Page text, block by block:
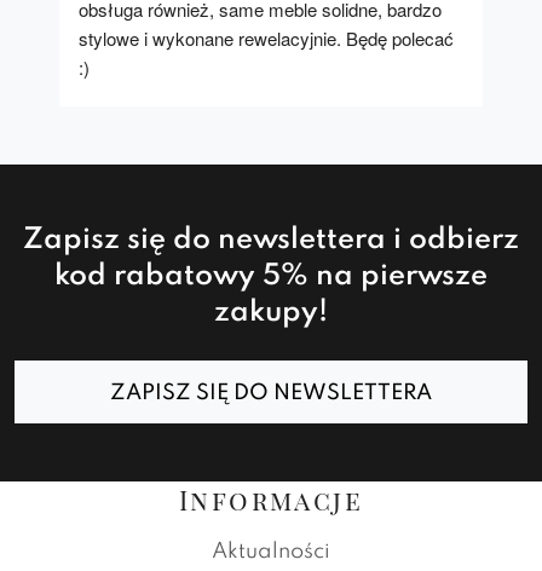
obsługa również, same meble solidne, bardzo
stylowe i wykonane rewelacyjnie. Będę polecać
:)
Zapisz się do newslettera i odbierz
kod rabatowy 5% na pierwsze
zakupy!
ZAPISZ SIĘ DO NEWSLETTERA
Informacje
Aktualności